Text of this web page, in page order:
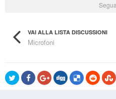
VAI ALLA LISTA DISCUSSIONI
Microfoni